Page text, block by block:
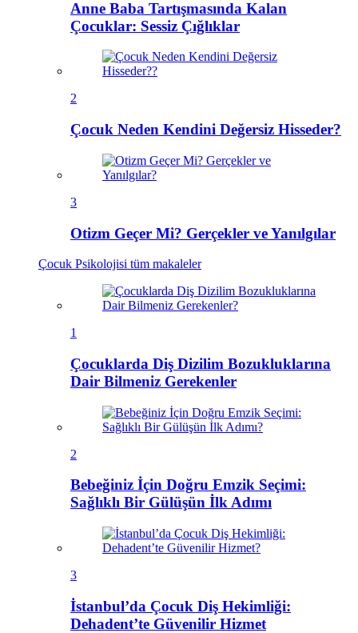
Anne Baba Tartışmasında Kalan
Çocuklar: Sessiz Çığlıklar
2
Çocuk Neden Kendini Değersiz Hisseder?
3
Otizm Geçer Mi? Gerçekler ve Yanılgılar
Çocuk Psikolojisi tüm makaleler
1
Çocuklarda Diş Dizilim Bozukluklarına
Dair Bilmeniz Gerekenler
2
Bebeğiniz İçin Doğru Emzik Seçimi:
Sağlıklı Bir Gülüşün İlk Adımı
3
İstanbul’da Çocuk Diş Hekimliği:
Dehadent’te Güvenilir Hizmet